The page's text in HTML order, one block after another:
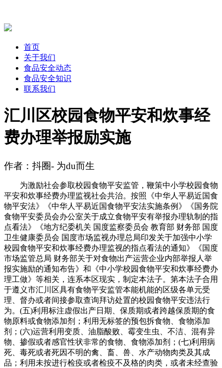
首页
关于我们
食品安全动态
食品安全知识
联系我们
汇川区校园食物平安和炊事经
费办理举报励实施
作者：抖圈- 为du而生
为激励社会参取校园食物平安监管，鞭策中小学校园食物
平安和炊事经费办理监视社会共治。按照《中华人平易近国食
物平安法》《中华人平易近国食物平安法实施条例》《国务院
食物平安委员会办公室关于成立食物平安有举报办理轨制的指
点看法》《地方纪委机关 国度监察委员会 教育部 财务部 国度
卫生健康委员会 国度市场监视办理总局印发关于加强中小学
校园食物平安和炊事经费办理监视的指点看法的通知》《国度
市场监管总局 财务部关于对食物出产运营企业内部举报人举
报实施励的通知布告》和《中小学校园食物平安和炊事经费办
理工做》等相关，连系本区现实，制定本法子。第本法子合用
于遵义市汇川区具有食物平安监管本能机能的区级各单元受
理、督办或者间接参取查询拜访处置的校园食物平安违法行
为。(五)利用标注虚假出产日期、保质期或者跨越保质期的食
物原料或食物添加剂；利用无标签的预包拆食物、食物添加
剂；(六)运营利用变质、油脂酸败、霉变生虫、不洁、混有异
物、掺假或者感官性状非常的食物、食物添加剂；(七)利用病
死、毒死或者死因不明的禽、畜、兽、水产动物肉类及其成
品；利用未按进行检疫或者检疫不及格的肉类，或者未经查验